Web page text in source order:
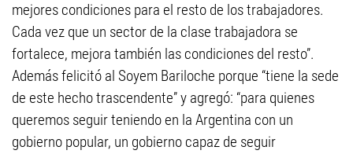
mejores condiciones para el resto de los trabajadores.
Cada vez que un sector de la clase trabajadora se
fortalece, mejora también las condiciones del resto”.
Además felicitó al Soyem Bariloche porque “tiene la sede
de este hecho trascendente” y agregó: “para quienes
queremos seguir teniendo en la Argentina con un
gobierno popular, un gobierno capaz de seguir